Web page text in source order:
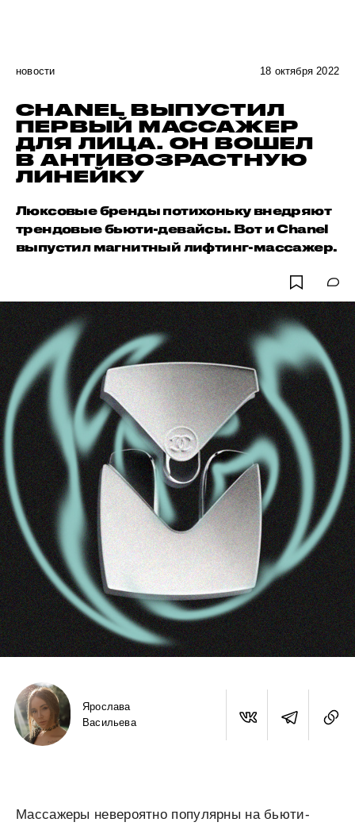
новости 18 октября 2022
CHANEL ВЫПУСТИЛ
ПЕРВЫЙ МАССАЖЕР
ДЛЯ ЛИЦА. ОН ВОШЕЛ
В АНТИВОЗРАСТНУЮ
ЛИНЕЙКУ
Люксовые бренды потихоньку внедряют
трендовые бьюти-девайсы. Вот и Chanel
выпустил магнитный лифтинг-массажер.
Ярослава
Васильева
Массажеры невероятно популярны на бьюти-